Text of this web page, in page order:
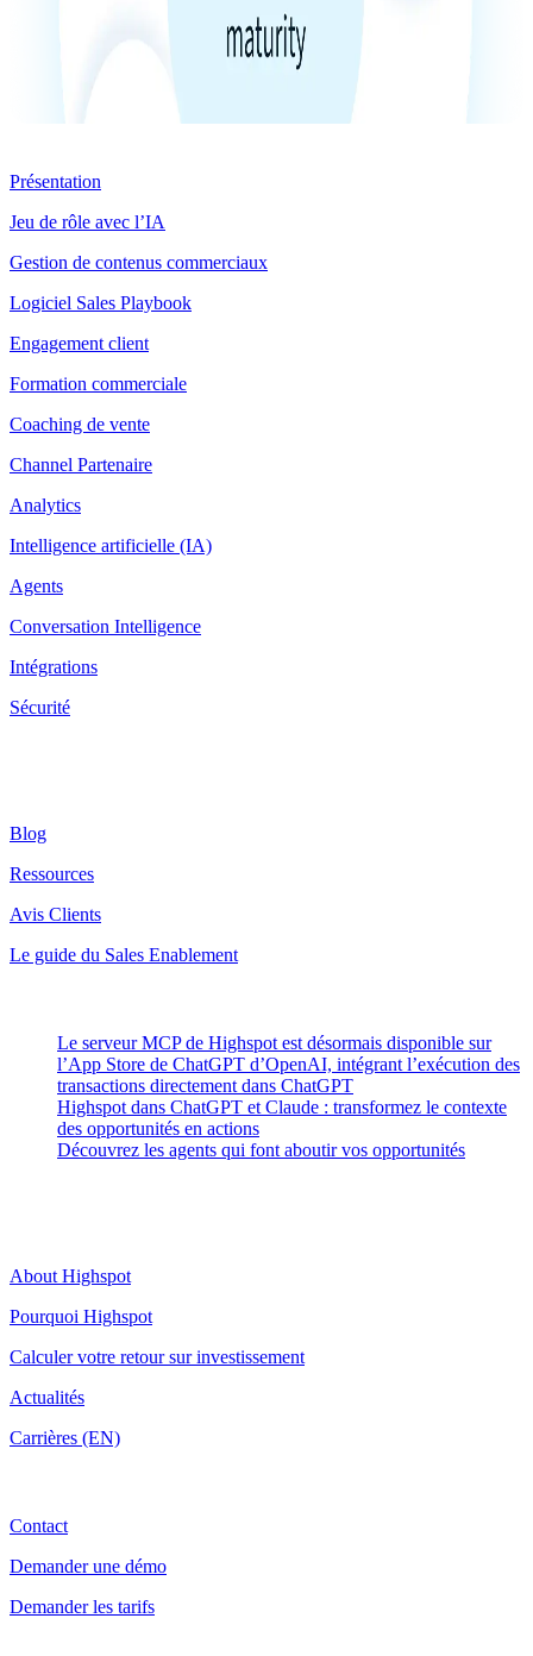
Présentation
Jeu de rôle avec l’IA
Gestion de contenus commerciaux
Logiciel Sales Playbook
Engagement client
Formation commerciale
Coaching de vente
Channel Partenaire
Analytics
Intelligence artificielle (IA)
Agents
Conversation Intelligence
Intégrations
Sécurité
Blog
Ressources
Avis Clients
Le guide du Sales Enablement
Le serveur MCP de Highspot est désormais disponible sur
l’App Store de ChatGPT d’OpenAI, intégrant l’exécution des
transactions directement dans ChatGPT
Highspot dans ChatGPT et Claude : transformez le contexte
des opportunités en actions
Découvrez les agents qui font aboutir vos opportunités
About Highspot
Pourquoi Highspot
Calculer votre retour sur investissement
Actualités
Carrières (EN)
Contact
Demander une démo
Demander les tarifs